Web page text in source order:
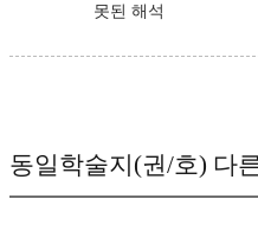
못된 해석
동일학술지(권/호) 다